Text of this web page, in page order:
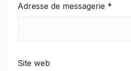
Adresse de messagerie *
Site web